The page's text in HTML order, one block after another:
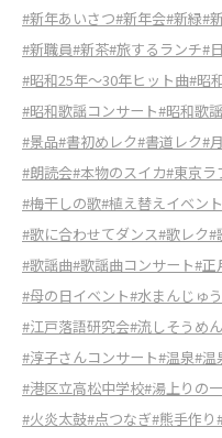
#新年あいさつ#新年会#新緑#
#新職員#新茶#旅するランチ#
#昭和25年～30年ヒット曲#昭
#昭和歌謡コンサート#昭和歌
#景品#書初めレク#書道レク#
#朗読会#本物のスイカ#東京ラ
#梅干しの歌#植え替えイベント
#歌に合わせてダンス#歌レク#
#歌謡曲#歌謡曲コンサート#正
#母の日イベント#水まんじゅう
#江戸落語研究会#流しそうめん
#淳子さんコンサート#温泉#温
#港区立高松中学校#湯上りの
#火炎太鼓#点つなぎ#熊手作り